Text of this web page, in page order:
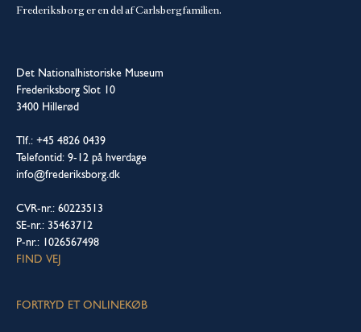
Frederiksborg er en del af Carlsbergfamilien.
Det Nationalhistoriske Museum
Frederiksborg Slot 10
3400 Hillerød
Tlf.: +45 4826 0439
Telefontid: 9-12 på hverdage
info@frederiksborg.dk
CVR-nr.: 60223513
SE-nr.: 35463712
P-nr.: 1026567498
FIND VEJ
FORTRYD ET ONLINEKØB